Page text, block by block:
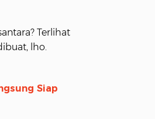
Terlihat
lho.
Siap